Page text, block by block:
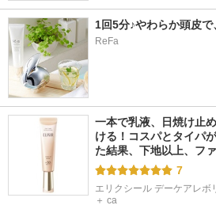
1回5分♪やわらか頭皮で
ReFa
一本で乳液、日焼け止
ける！コスパとタイパ
た結果、下地以上、フ
7
エリクシール デーケアレボ
＋ ca